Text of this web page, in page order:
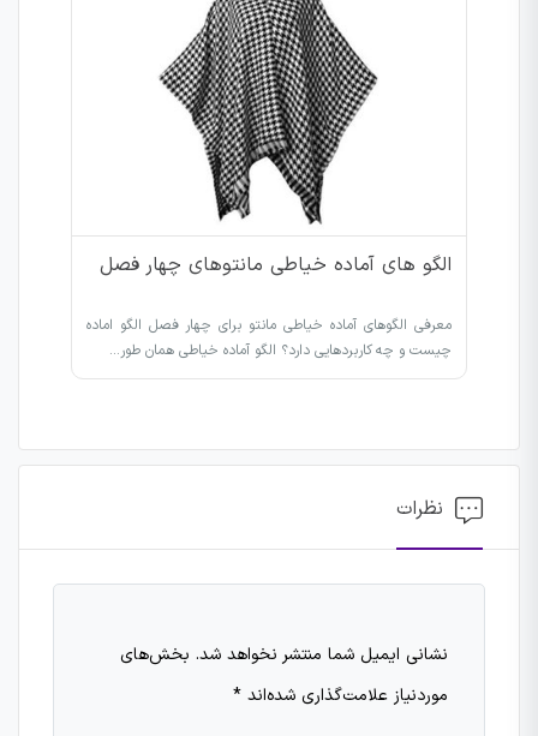
الگو های آماده خیاطی مانتوهای چهار فصل
معرفی الگوهای آماده خیاطی مانتو برای چهار فصل الگو اماده
چیست و چه کاربردهایی دارد؟ الگو آماده خیاطی همان طور…
نظرات
نشانی ایمیل شما منتشر نخواهد شد. بخش‌های
موردنیاز علامت‌گذاری شده‌اند *